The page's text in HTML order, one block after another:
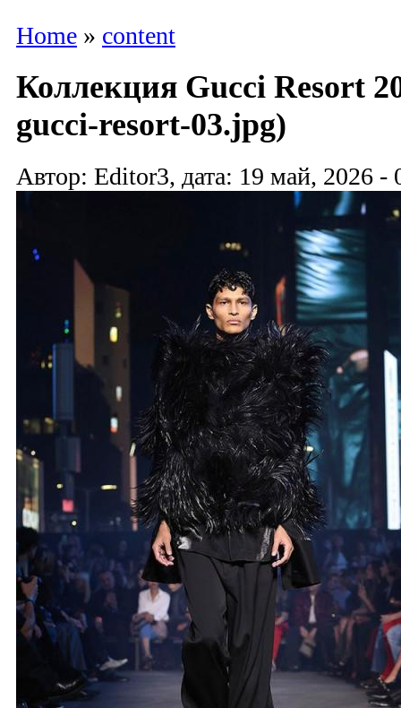
Home » content
Коллекция Gucci Resort
gucci-resort-03.jpg)
Автор: Editor3, дата: 19 май, 2026 -